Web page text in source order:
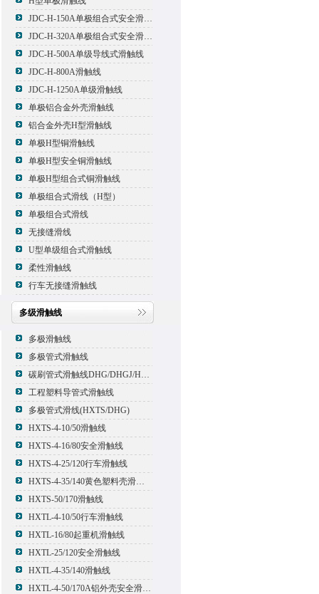
JDC-H-150A单极组合式安全滑触线
JDC-H-320A单极组合式安全滑触线
JDC-H-500A单级导线式滑触线
JDC-H-800A滑触线
JDC-H-1250A单级滑触线
单极铝合金外壳滑触线
铝合金外壳H型滑触线
单极H型铜滑触线
单极H型安全铜滑触线
单极H型组合式铜滑触线
单极组合式滑线（H型）
单极组合式滑线
无接缝滑线
U型单级组合式滑触线
柔性滑触线
行车无接缝滑触线
多级滑触线
多极滑触线
多极管式滑触线
碳刷管式滑触线DHG/DHGJ/HXTL/HXTS-4
工程塑料导管式滑触线
多极管式滑线(HXTS/DHG)
HXTS-4-10/50滑触线
HXTS-4-16/80安全滑触线
HXTS-4-25/120行车滑触线
HXTS-4-35/140黄色塑料壳滑触线
HXTS-50/170滑触线
HXTL-4-10/50行车滑触线
HXTL-16/80起重机滑触线
HXTL-25/120安全滑触线
HXTL-4-35/140滑触线
HXTL-4-50/170A铝外壳安全滑触线